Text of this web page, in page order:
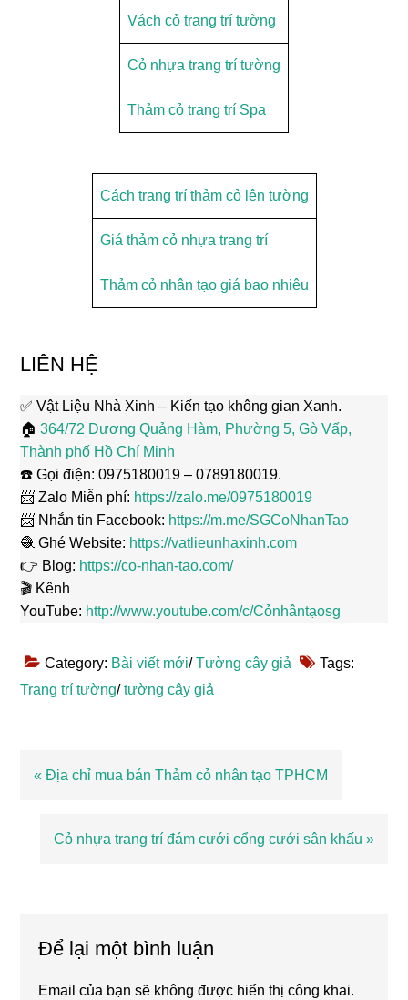
Vách cỏ trang trí tường
Cỏ nhựa trang trí tường
Thảm cỏ trang trí Spa
Cách trang trí thảm cỏ lên tường
Giá thảm cỏ nhựa trang trí
Thảm cỏ nhân tạo giá bao nhiêu
LIÊN HỆ
✅ Vật Liệu Nhà Xinh – Kiến tạo không gian Xanh.
🏠364/72 Dương Quảng Hàm, Phường 5, Gò Vấp,
Thành phố Hồ Chí Minh
☎️ Gọi điện: 0975180019 – 0789180019.
📨 Zalo Miễn phí: https://zalo.me/0975180019
📨 Nhắn tin Facebook: https://m.me/SGCoNhanTao
🧶 Ghé Website: https://vatlieunhaxinh.com
👉 Blog: https://co-nhan-tao.com/
🎬 Kênh
YouTube: http://www.youtube.com/c/Cỏnhântạosg
Category: Bài viết mới/Tường cây giả
Tags:
Trang trí tường/tường cây giả
Bài
« Địa chỉ mua bán Thảm cỏ nhân tạo TPHCM
Bài
Cỏ nhựa trang trí đám cưới cổng cưới sân khấu »
Để lại một bình luận
Email của bạn sẽ không được hiển thị công khai.